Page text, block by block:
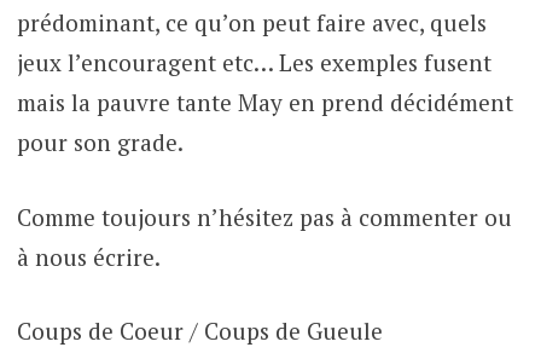
prédominant, ce qu’on peut faire avec, quels
jeux l’encouragent etc… Les exemples fusent
mais la pauvre tante May en prend décidément
pour son grade.
Comme toujours n’hésitez pas à commenter ou
à nous écrire.
Coups de Coeur / Coups de Gueule